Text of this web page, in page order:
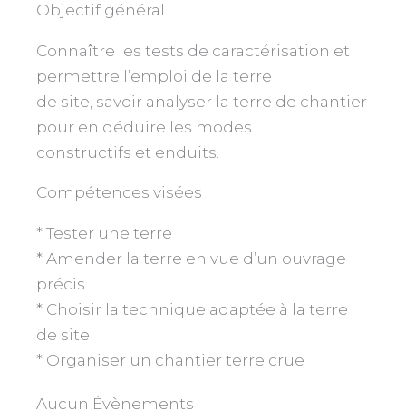
Objectif général
Connaître les tests de caractérisation et
permettre l’emploi de la terre
de site, savoir analyser la terre de chantier
pour en déduire les modes
constructifs et enduits.
Compétences visées
* Tester une terre
* Amender la terre en vue d’un ouvrage
précis
* Choisir la technique adaptée à la terre
de site
* Organiser un chantier terre crue
Aucun Évènements